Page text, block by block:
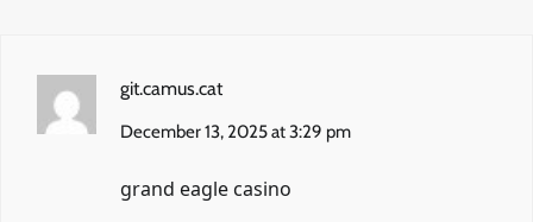
git.camus.cat
December 13, 2025 at 3:29 pm
grand eagle casino